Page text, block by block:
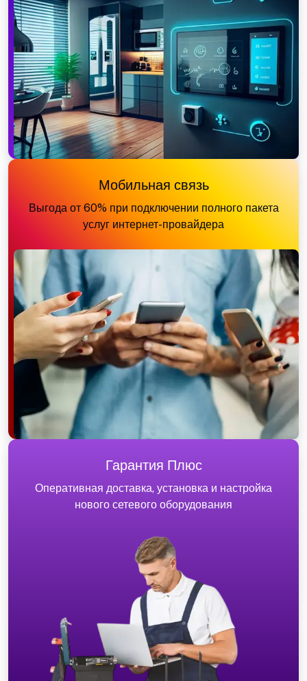
Мобильная связь
Выгода от 60% при подключении полного пакета
услуг интернет-провайдера
Гарантия Плюс
Оперативная доставка, установка и настройка
нового сетевого оборудования